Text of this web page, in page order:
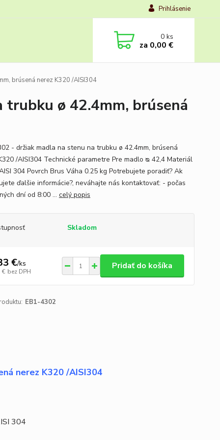
Prihlásenie
0ks
za 0,00 €
brúsená nerez K320 /AISI304
ø 42.4mm, brúsená
- držiak madla na stenu na trubku ø 42.4mm, brúsená
/AISI304 Technické parametre Pre madlo ᴓ 42,4 Materiál
304 Povrch Brus Váha 0.25 kg Potrebujete poradiť? Ak
ďalšie informácie?, neváhajte nás kontaktovať: - počas
dní od 8:00 ... celý popis
Skladom
€/ks
€ bez DPH
Pridať do košíka
EB1-4302
nerez K320 /AISI304
304